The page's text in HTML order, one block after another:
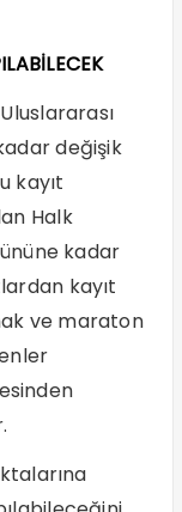
değişik
kayıt
Halk
kadar
kayıt
ve maraton